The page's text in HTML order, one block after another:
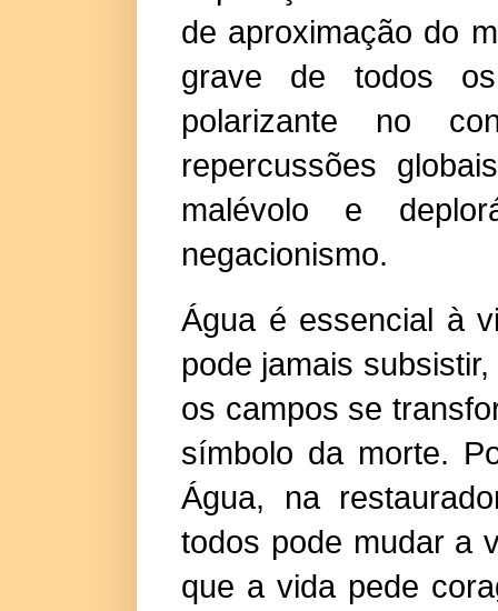
de aproximação do
grave de todos
polarizante no
repercussões
malévolo e
negacionismo.
Água é essencial à
pode jamais
os campos se
símbolo da morte.
Água, na
todos pode mudar a
que a vida pede